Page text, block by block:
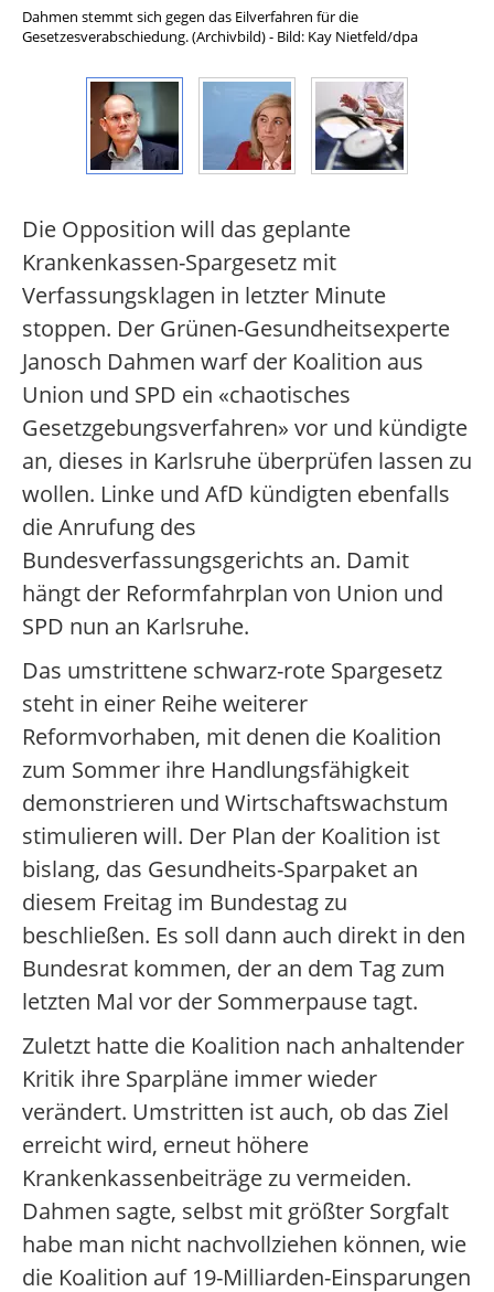
Dahmen stemmt sich gegen das Eilverfahren für die
Gesetzesverabschiedung. (Archivbild) - Bild: Kay Nietfeld/dpa
Die Opposition will das geplante
Krankenkassen-Spargesetz mit
Verfassungsklagen in letzter Minute
stoppen. Der Grünen-Gesundheitsexperte
Janosch Dahmen warf der Koalition aus
Union und SPD ein «chaotisches
Gesetzgebungsverfahren» vor und kündigte
an, dieses in Karlsruhe überprüfen lassen zu
wollen. Linke und AfD kündigten ebenfalls
die Anrufung des
Bundesverfassungsgerichts an. Damit
hängt der Reformfahrplan von Union und
SPD nun an Karlsruhe.
Das umstrittene schwarz-rote Spargesetz
steht in einer Reihe weiterer
Reformvorhaben, mit denen die Koalition
zum Sommer ihre Handlungsfähigkeit
demonstrieren und Wirtschaftswachstum
stimulieren will. Der Plan der Koalition ist
bislang, das Gesundheits-Sparpaket an
diesem Freitag im Bundestag zu
beschließen. Es soll dann auch direkt in den
Bundesrat kommen, der an dem Tag zum
letzten Mal vor der Sommerpause tagt.
Zuletzt hatte die Koalition nach anhaltender
Kritik ihre Sparpläne immer wieder
verändert. Umstritten ist auch, ob das Ziel
erreicht wird, erneut höhere
Krankenkassenbeiträge zu vermeiden.
Dahmen sagte, selbst mit größter Sorgfalt
habe man nicht nachvollziehen können, wie
die Koalition auf 19-Milliarden-Einsparungen